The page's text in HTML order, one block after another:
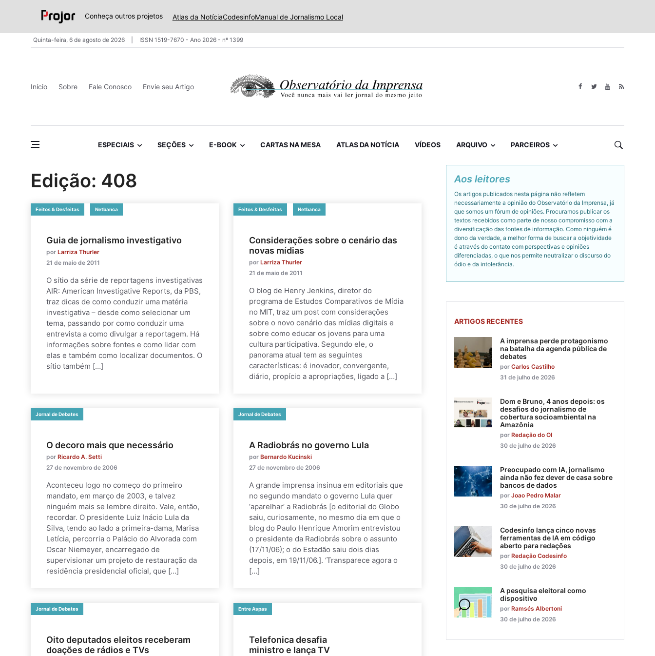
Conheça outros projetos Atlas da NotíciaCodesinfoManual de Jornalismo Local
Quinta-feira, 6 de agosto de 2026 ISSN 1519-7670 - Ano 2026 - nº 1399
Início Sobre Fale Conosco Envie seu Artigo
ESPECIAIS SEÇÕES E-BOOK CARTAS NA MESA ATLAS DA NOTÍCIA VÍDEOS ARQUIVO PARCEIROS
Edição: 408
Feitos & Desfeitas Netbanca
Guia de jornalismo investigativo
por Larriza Thurler
21 de maio de 2011
O sítio da série de reportagens investigativas
AIR: American Investigative Reports, da PBS,
traz dicas de como conduzir uma matéria
investigativa – desde como selecionar um
tema, passando por como conduzir uma
entrevista a como divulgar a reportagem. Há
informações sobre fontes e como lidar com
elas e também como localizar documentos. O
sítio também […]
Feitos & Desfeitas Netbanca
Considerações sobre o cenário das
novas mídias
por Larriza Thurler
21 de maio de 2011
O blog de Henry Jenkins, diretor do
programa de Estudos Comparativos de Mídia
no MIT, traz um post com considerações
sobre o novo cenário das mídias digitais e
sobre como educar os jovens para uma
cultura participativa. Segundo ele, o
panorama atual tem as seguintes
características: é inovador, convergente,
diário, propício a apropriações, ligado a […]
Jornal de Debates
O decoro mais que necessário
por Ricardo A. Setti
27 de novembro de 2006
Aconteceu logo no começo do primeiro
mandato, em março de 2003, e talvez
ninguém mais se lembre direito. Vale, então,
recordar. O presidente Luiz Inácio Lula da
Silva, tendo ao lado a primeira-dama, Marisa
Letícia, percorria o Palácio do Alvorada com
Oscar Niemeyer, encarregado de
supervisionar um projeto de restauração da
residência presidencial oficial, que […]
Jornal de Debates
A Radiobrás no governo Lula
por Bernardo Kucinski
27 de novembro de 2006
A grande imprensa insinua em editoriais que
no segundo mandato o governo Lula quer
‘aparelhar’ a Radiobrás [o editorial do Globo
saiu, curiosamente, no mesmo dia em que o
blog do Paulo Henrique Amorim entrevistou
o presidente da Radiobrás sobre o assunto
(17/11/06); o do Estadão saiu dois dias
depois, em 19/11/06.]. ‘Transparece agora o
[…]
Jornal de Debates
Oito deputados eleitos receberam
doações de rádios e TVs
Entre Aspas
Telefonica desafia
ministro e lança TV
Aos leitores
Os artigos publicados nesta página não refletem
necessariamente a opinião do Observatório da Imprensa, já
que somos um fórum de opiniões. Procuramos publicar os
textos recebidos como parte de nosso compromisso com a
diversificação das fontes de informação. Como ninguém é
dono da verdade, a melhor forma de buscar a objetividade
é através do contato com perspectivas e opiniões
diferenciadas, o que nos permite neutralizar o discurso do
ódio e da intolerância.
ARTIGOS RECENTES
A imprensa perde protagonismo
na batalha da agenda pública de
debates
por Carlos Castilho
31 de julho de 2026
Dom e Bruno, 4 anos depois: os
desafios do jornalismo de
cobertura socioambiental na
Amazônia
por Redação do OI
30 de julho de 2026
Preocupado com IA, jornalismo
ainda não fez dever de casa sobre
bancos de dados
por Joao Pedro Malar
30 de julho de 2026
Codesinfo lança cinco novas
ferramentas de IA em código
aberto para redações
por Redação Codesinfo
30 de julho de 2026
A pesquisa eleitoral como
dispositivo
por Ramsés Albertoni
30 de julho de 2026